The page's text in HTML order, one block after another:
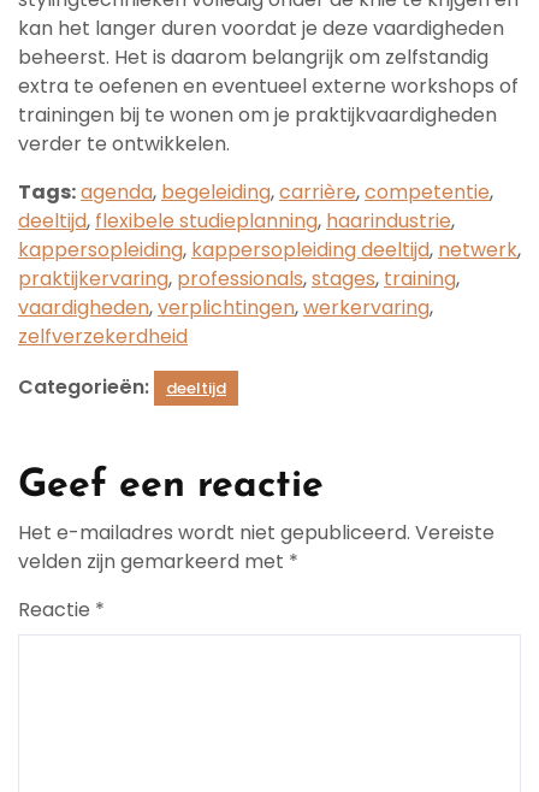
kan het langer duren voordat je deze vaardigheden
beheerst. Het is daarom belangrijk om zelfstandig
extra te oefenen en eventueel externe workshops of
trainingen bij te wonen om je praktijkvaardigheden
verder te ontwikkelen.
Tags:agenda, begeleiding,carrière,competentie,
deeltijd, flexibele studieplanning, haarindustrie,
kappersopleiding, kappersopleiding deeltijd, netwerk,
praktijkervaring, professionals,stages, training,
vaardigheden,verplichtingen,werkervaring,
zelfverzekerdheid
Categorieën:
deeltijd
Geef een reactie
Het e-mailadres wordt niet gepubliceerd. Vereiste
velden zijn gemarkeerd met *
Reactie *